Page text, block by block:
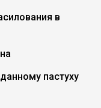
в
пастуху